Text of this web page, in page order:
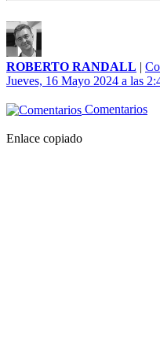
ROBERTO RANDALL |
Jueves, 16 Mayo 2024 a las
Comentarios
Enlace copiado